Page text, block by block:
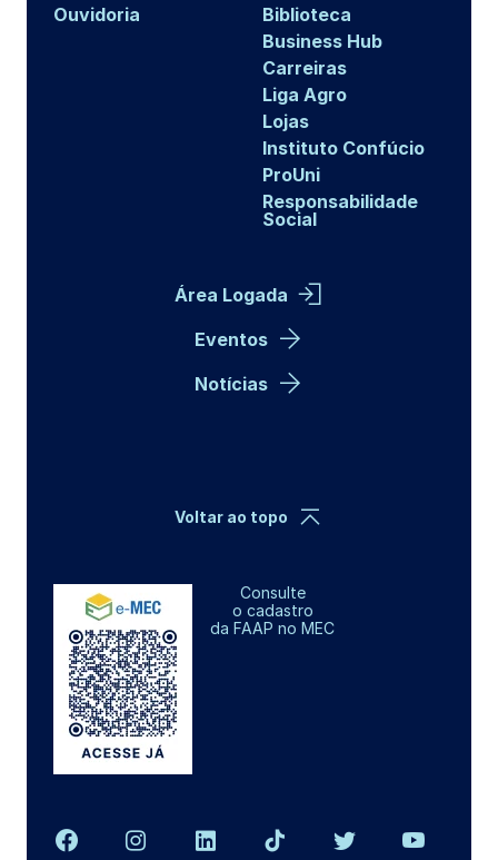
Ouvidoria
Biblioteca
Business Hub
Carreiras
Liga Agro
Lojas
Instituto Confúcio
ProUni
Responsabilidade
Social
Área Logada
Eventos
Notícias
Consulte
o cadastro
da FAAP no MEC
Voltar ao topo